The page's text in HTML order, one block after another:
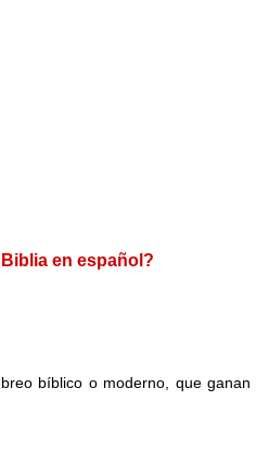
en español?
bíblico o moderno, que ganan